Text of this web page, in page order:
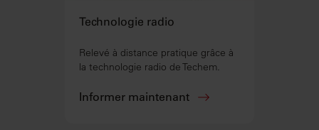
Technologie radio
Relevé à distance pratique grâce à
la technologie radio de Techem.
Informer maintenant